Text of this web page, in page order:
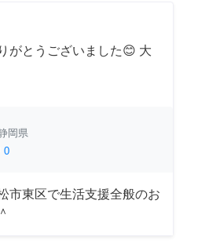
がとうございました😊 大
岡県
0
市東区で生活支援全般のお